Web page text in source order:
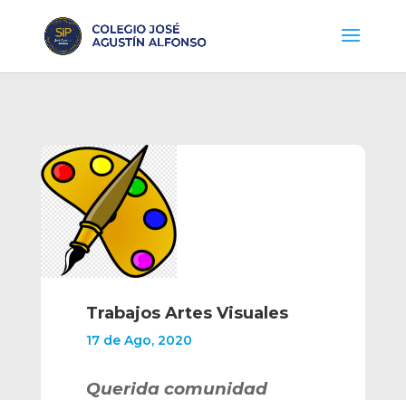
Trabajos Artes Visuales
17 de Ago, 2020
Querida comunidad